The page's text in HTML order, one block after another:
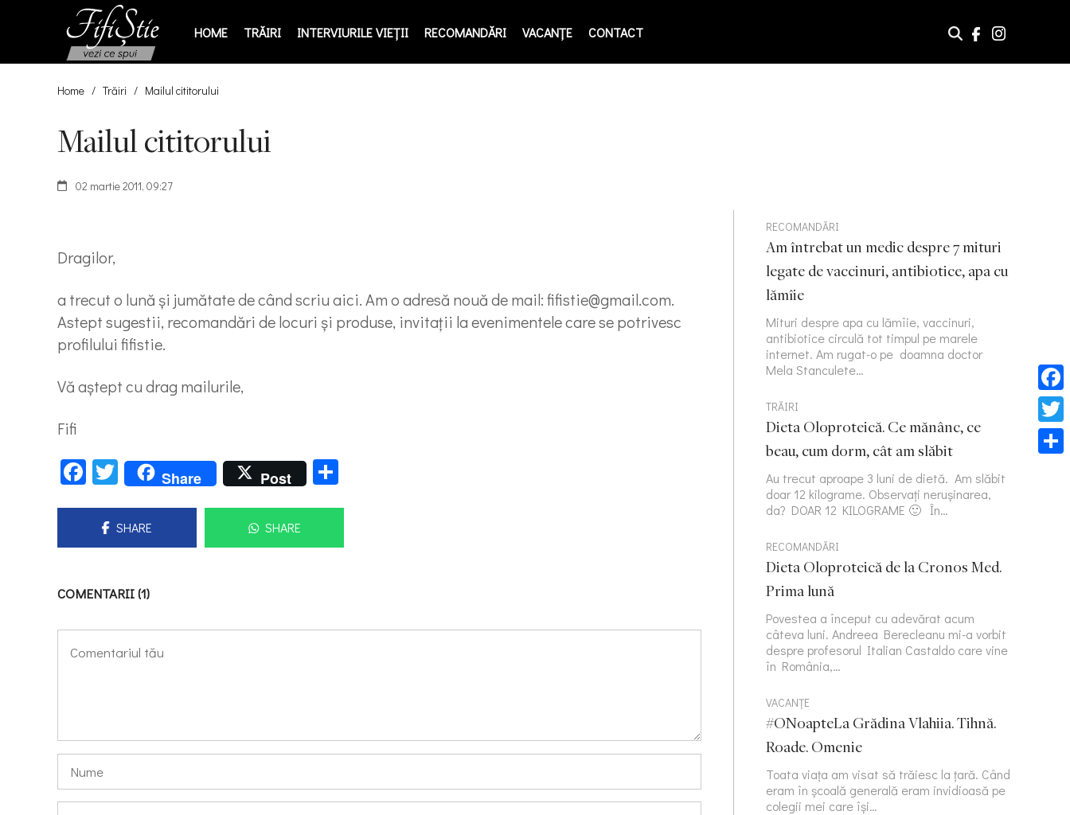
HOME TRĂIRI INTERVIURILE VIEŢII RECOMANDĂRI VACANȚE CONTACT
Home / Trăiri / Mailul cititorului
Mailul cititorului
02 martie 2011, 09:27
Dragilor,
a trecut o lună şi jumătate de când scriu aici. Am o adresă nouă de mail:fifistie@gmail.com.
Astept sugestii, recomandări de locuri şi produse, invitaţii la evenimentele care se potrivesc
profilului fifistie.
Vă aştept cu drag mailurile,
Fifi
Facebook
Twitter
Share Post
SHARE SHARE
COMENTARII (1)
RECOMANDĂRI
Am întrebat un medic despre 7 mituri
legate de vaccinuri, antibiotice, apa cu
lămîie
Mituri despre apa cu lămîie, vaccinuri,
antibiotice circulă tot timpul pe marele
internet. Am rugat-o pe doamna doctor
Mela Stanculete…
TRĂIRI
Dieta Oloproteică. Ce mănânc, ce
beau, cum dorm, cât am slăbit
Au trecut aproape 3 luni de dietă. Am slăbit
doar 12 kilograme. Observați nerușinarea,
da? DOAR 12 KILOGRAME 🙂 În…
RECOMANDĂRI
Dieta Oloproteică de la Cronos Med.
Prima lună
Povestea a început cu adevărat acum
câteva luni. Andreea Berecleanu mi-a vorbit
despre profesorul Italian Castaldo care vine
în România,…
VACANȚE
#ONoapteLa Grădina Vlahiia. Tihnă.
Roade. Omenie
Toata viața am visat să trăiesc la țară. Când
eram în școală generală eram invidioasă pe
colegii mei care își…